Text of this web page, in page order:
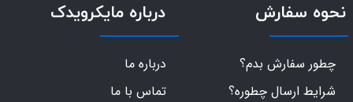
نحوه سفارش
چطور سفارش بدم؟
شرایط ارسال چطوره؟
درباره مایکرویدک
درباره ما
تماس با ما